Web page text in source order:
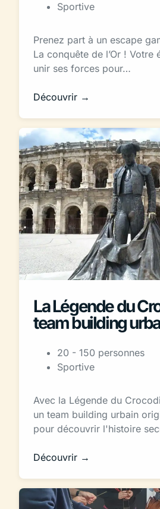
Sportive
Prenez part à un escape
La conquête de l’Or ! Votre
unir ses forces pour…
Découvrir →
La Légende du
team building
20 - 150 personnes
Sportive
Avec la Légende du
un team building urbain
pour découvrir l'histoire
Découvrir →